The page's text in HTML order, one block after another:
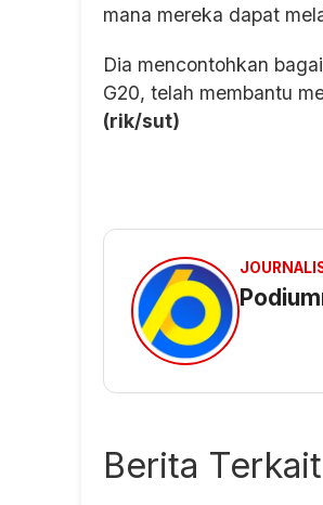
mana mereka dapat
Dia mencontohkan
G20, telah membantu
(rik/sut)
Berita Terkait